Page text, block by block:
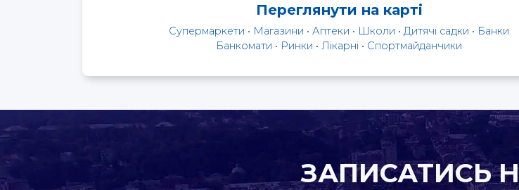
Переглянути на карті
Супермаркети • Магазини • Аптеки • Школи • Дитячі садки • Банки
Банкомати • Ринки • Лікарні • Спортмайданчики
ЗАПИСАТИСЬ